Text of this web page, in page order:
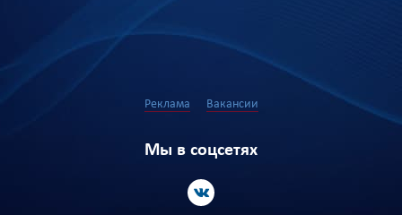
Реклама Вакансии
Мы в соцсетях